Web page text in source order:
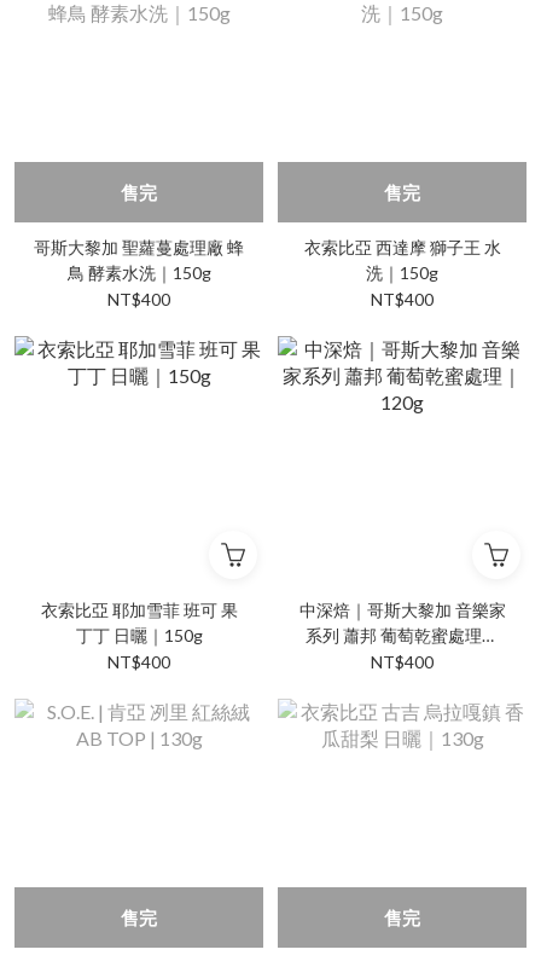
售完
哥斯大黎加 聖蘿蔓處理廠 蜂
鳥 酵素水洗｜150g
NT$400
售完
衣索比亞 西達摩 獅子王 水
洗｜150g
NT$400
衣索比亞 耶加雪菲 班可 果
丁丁 日曬｜150g
NT$400
中深焙｜哥斯大黎加 音樂家
系列 蕭邦 葡萄乾蜜處理｜
120g
NT$400
售完 售完